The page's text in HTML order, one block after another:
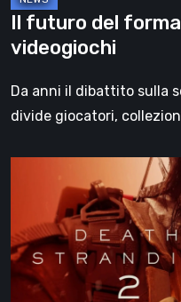
Il futuro del
videogiochi
Da anni il dibattito sulla
divide giocatori,
Stranding
On
the
Beach,